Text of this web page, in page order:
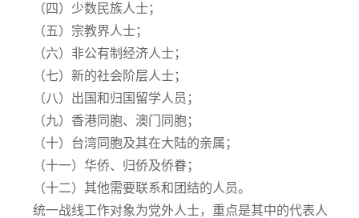
（四）少数民族人士；
（五）宗教界人士；
（六）非公有制经济人士；
（七）新的社会阶层人士；
（八）出国和归国留学人员；
（九）香港同胞、澳门同胞；
（十）台湾同胞及其在大陆的亲属；
（十一）华侨、归侨及侨眷；
（十二）其他需要联系和团结的人员。
统一战线工作对象为党外人士，重点是其中的代表人